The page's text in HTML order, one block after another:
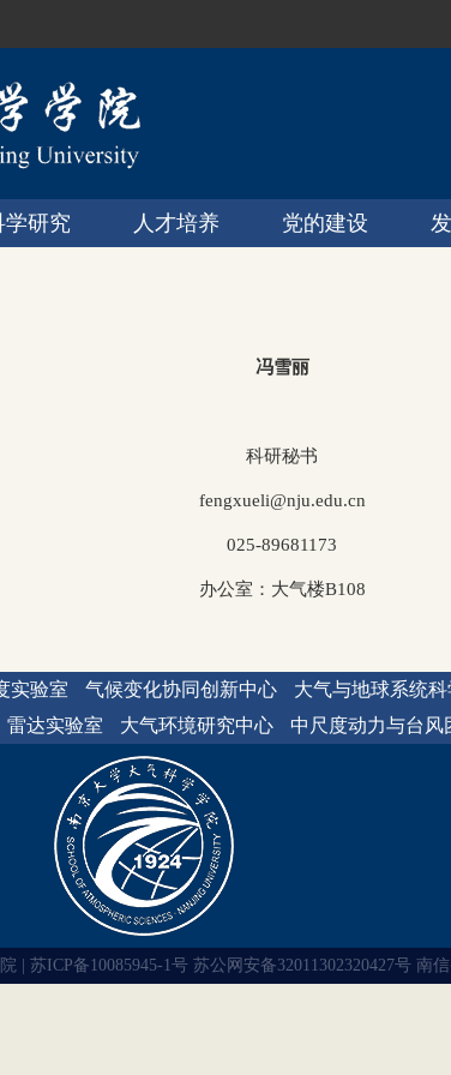
学研究 人才培养 党的建设
冯雪丽
科研秘书
fengxueli@nju.edu.cn
025-89681173
办公室：大气楼B108
实验室 气候变化协同创新中心
大气与地球系统
雷达实验室 大气环境研究中心 中尺度动力与台风
| 苏ICP备10085945-1号 苏公网安备32011302320427号 南